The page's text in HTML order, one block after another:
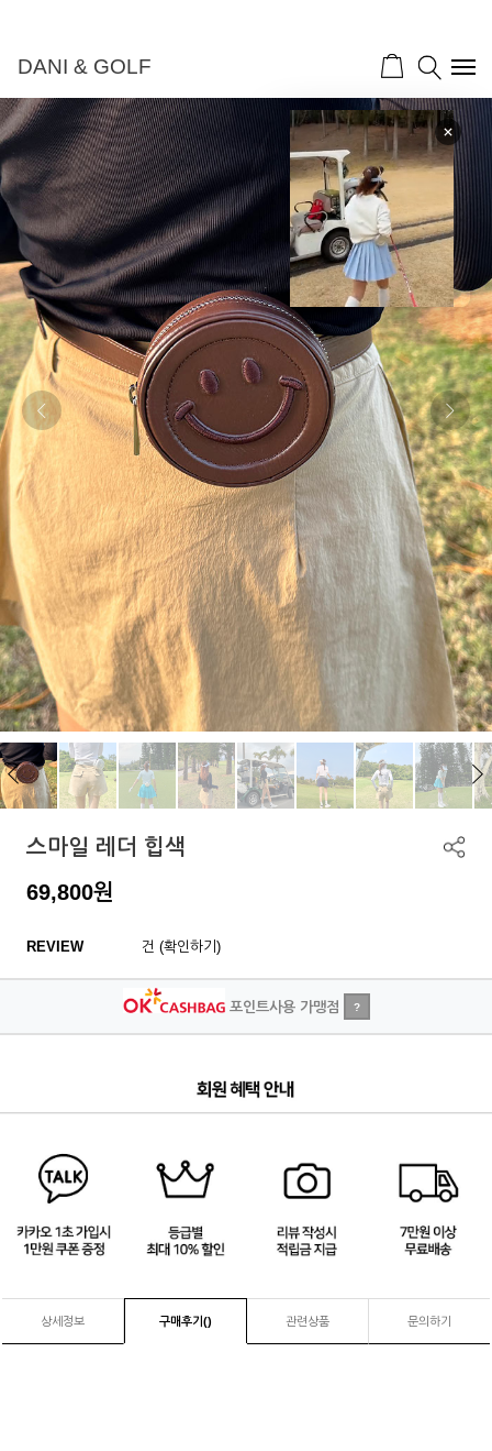
DANI & GOLF
스마일 레더 힙색
69,800원
REVIEW 건 (확인하기)
포인트사용 가맹점 ?
상세정보 구매후기() 관련상품 문의하기